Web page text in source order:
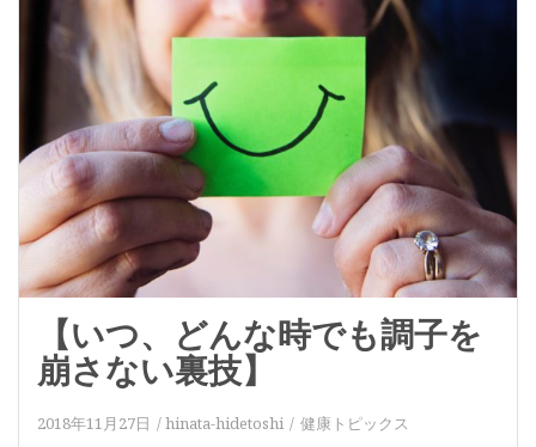
【いつ、どんな時でも調子を
崩さない裏技】
2018年11月27日 hinata-hidetoshi 健康トピックス